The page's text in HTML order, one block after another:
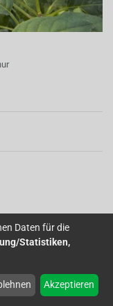
Daten für die
Statistiken,
Akzeptieren